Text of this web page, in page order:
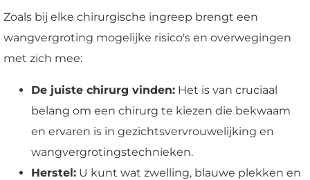
Zoals bij elke chirurgische ingreep brengt een
wangvergroting mogelijke risico's en overwegingen
met zich mee:
De juiste chirurg vinden: Het is van cruciaal
belang om een chirurg te kiezen die bekwaam
en ervaren is in gezichtsvervrouwelijking en
wangvergrotingstechnieken.
Herstel: U kunt wat zwelling, blauwe plekken en